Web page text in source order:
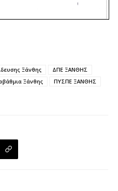
Ξάνθης
ΔΠΕ ΞΑΝΘΗΣ
Ξάνθης
ΠΥΣΠΕ ΞΑΝΘΗΣ